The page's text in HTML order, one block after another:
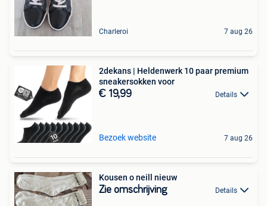
Charleroi 7 aug 26
2dekans | Heldenwerk 10 paar premium
sneakersokken voor
€ 19,99 Details
Bezoek website 7 aug 26
Kousen o neill nieuw
Zie omschrijving Details